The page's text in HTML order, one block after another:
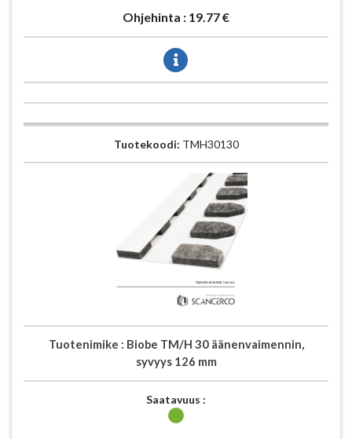
Ohjehinta : 19.77 €
Tuotekoodi: TMH30130
Tuotenimike : Biobe TM/H 30 äänenvaimennin,
syvyys 126 mm
Saatavuus :